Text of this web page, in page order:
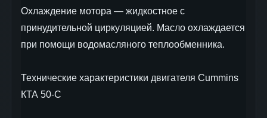
Охлаждение мотора — жидкостное с
принудительной циркуляцией. Масло охлаждается
при помощи водомасляного теплообменника.
Технические характеристики двигателя Cummins
КТА 50-C